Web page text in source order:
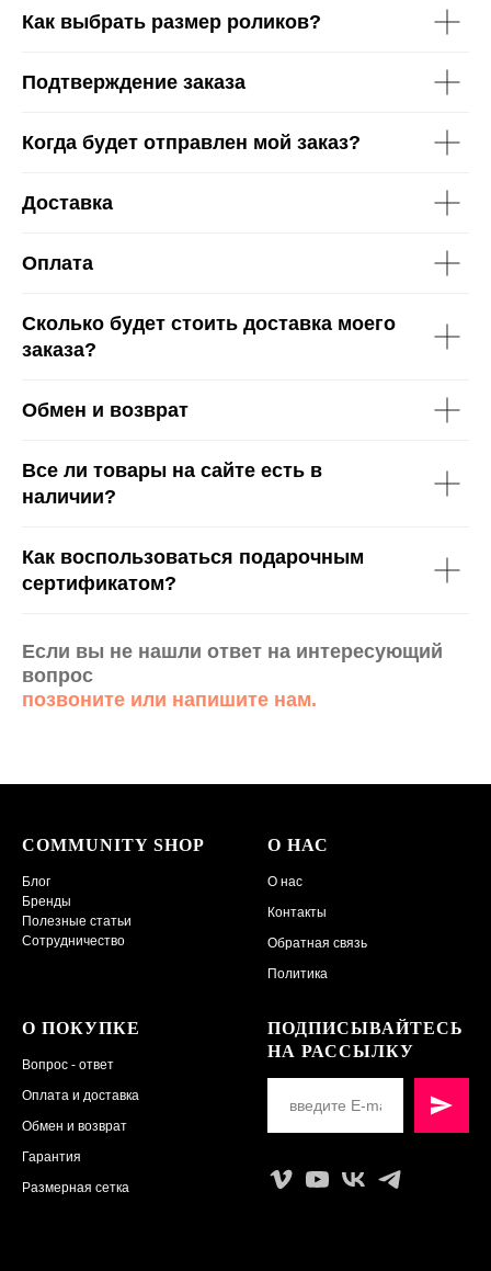
Как выбрать размер роликов?
Подтверждение заказа
Когда будет отправлен мой заказ?
Доставка
Оплата
Сколько будет стоить доставка моего
заказа?
Обмен и возврат
Все ли товары на сайте есть в
наличии?
Как воспользоваться подарочным
сертификатом?
Если вы не нашли ответ на интересующий
вопрос
позвоните или напишите нам.
COMMUNITY SHOP
Блог
Бренды
Полезные статьи
Сотрудничество
О НАС
О нас
Контакты
Обратная связь
Политика
О ПОКУПКЕ
Вопрос - ответ
Оплата и доставка
Обмен и возврат
Гарантия
Размерная сетка
ПОДПИСЫВАЙТЕСЬ
НА РАССЫЛКУ